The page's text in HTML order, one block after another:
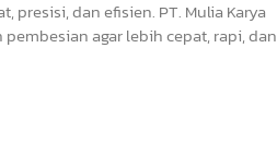
dan efisien. PT. Mulia Karya
agar lebih cepat, rapi, dan